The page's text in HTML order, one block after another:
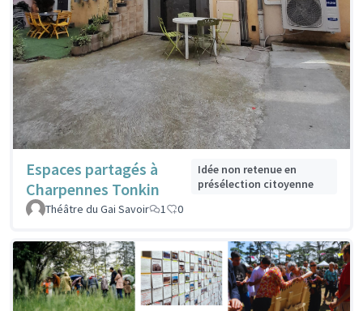
Espaces partagés à
Charpennes Tonkin
Idée non retenue en
présélection citoyenne
Théâtre du Gai Savoir
1 0